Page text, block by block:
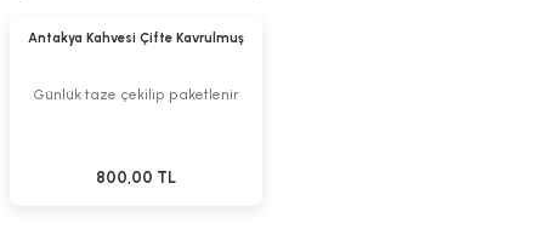
Yeni
Antakya Kahvesi Çifte Kavrulmuş
Günlük taze çekilip paketlenir
800,00 TL